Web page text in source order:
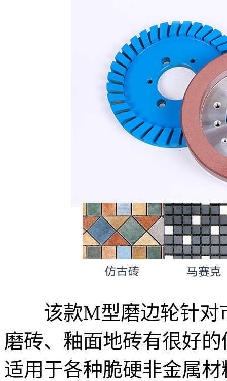
该款M型磨边轮针对
磨砖、釉面地砖有很好
适用于各种脆硬非金属材